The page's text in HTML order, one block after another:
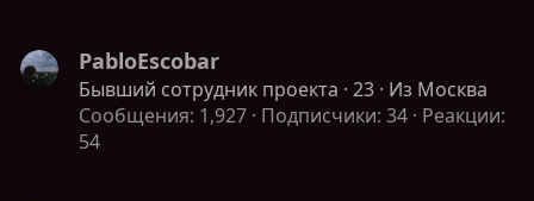
PabloEscobar
Бывший сотрудник проекта · 23 · Из Москва
Сообщения 1,927 Подписчики 34 Реакции
54